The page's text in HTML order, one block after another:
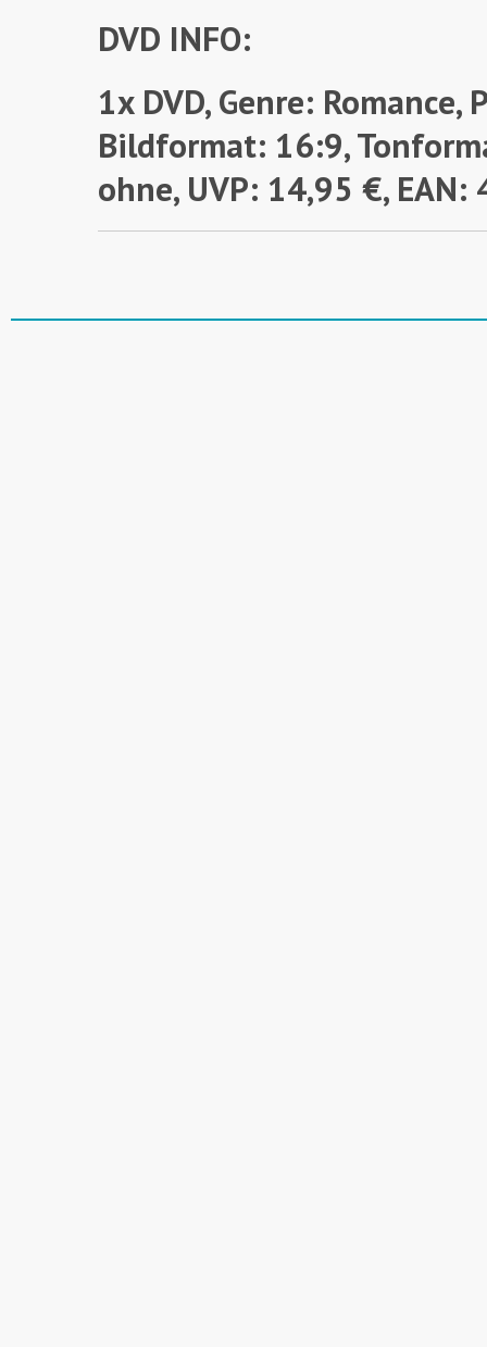
DVD INFO:
1x DVD, Genre:
Bildformat: 16:9,
ohne, UVP: 14,95 €,